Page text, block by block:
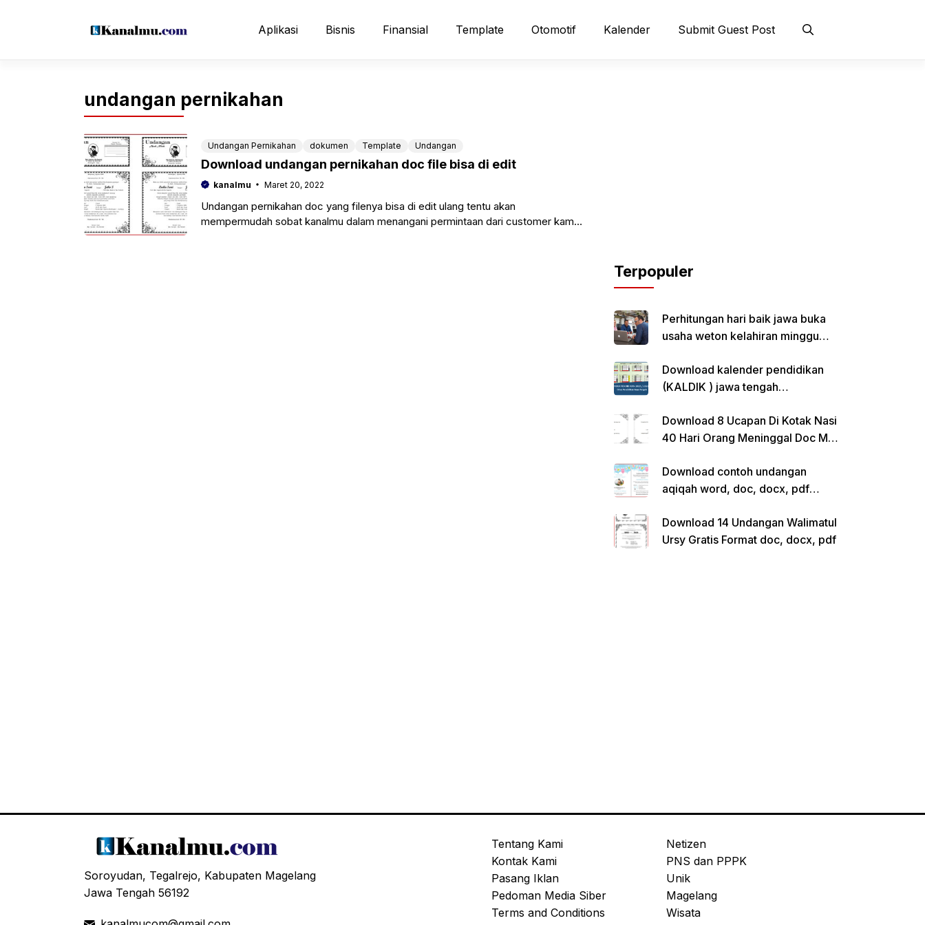
Aplikasi Bisnis Finansial Template Otomotif Kalender Submit Guest Post
undangan pernikahan
Undangan Pernikahan dokumen Template Undangan
Download undangan pernikahan doc file bisa di edit
kanalmu Maret 20, 2022
Undangan pernikahan doc yang filenya bisa di edit ulang tentu akan
mempermudah sobat kanalmu dalam menangani permintaan dari customer kamu,
Terpopuler
Perhitungan hari baik jawa buka
usaha weton kelahiran minggu
Download kalender pendidikan
(KALDIK ) jawa tengah
Download 8 Ucapan Di Kotak Nasi
40 Hari Orang Meninggal Doc Ms.
Download contoh undangan
aqiqah word, doc, docx, pdf
Download 14 Undangan Walimatul
Ursy Gratis Format doc, docx, pdf
Soroyudan, Tegalrejo, Kabupaten Magelang
Jawa Tengah 56192
Tentang Kami
Kontak Kami
Pasang Iklan
Pedoman Media Siber
Terms and Conditions
Netizen
PNS dan PPPK
Unik
Magelang
Wisata